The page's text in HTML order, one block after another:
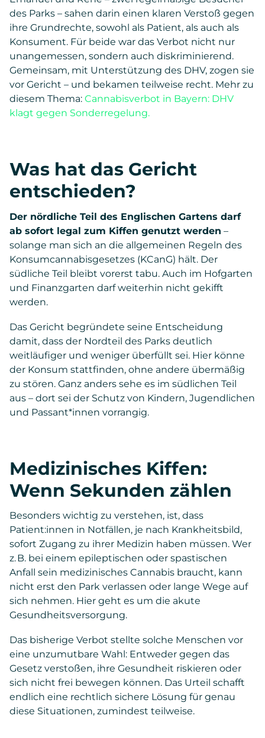
des Parks – sahen darin einen klaren Verstoß gegen
ihre Grundrechte, sowohl als Patient, als auch als
Konsument. Für beide war das Verbot nicht nur
unangemessen, sondern auch diskriminierend.
Gemeinsam, mit Unterstützung des DHV, zogen sie
vor Gericht – und bekamen teilweise recht. Mehr zu
diesem Thema: Cannabisverbot in Bayern: DHV
klagt gegen Sonderregelung.
Was hat das Gericht
entschieden?
Der nördliche Teil des Englischen Gartens darf
ab sofort legal zum Kiffen genutzt werden –
solange man sich an die allgemeinen Regeln des
Konsumcannabisgesetzes (KCanG) hält. Der
südliche Teil bleibt vorerst tabu. Auch im Hofgarten
und Finanzgarten darf weiterhin nicht gekifft
werden.
Das Gericht begründete seine Entscheidung
damit, dass der Nordteil des Parks deutlich
weitläufiger und weniger überfüllt sei. Hier könne
der Konsum stattfinden, ohne andere übermäßig
zu stören. Ganz anders sehe es im südlichen Teil
aus – dort sei der Schutz von Kindern, Jugendlichen
und Passant*innen vorrangig.
Medizinisches Kiffen:
Wenn Sekunden zählen
Besonders wichtig zu verstehen, ist, dass
Patient:innen in Notfällen, je nach Krankheitsbild,
sofort Zugang zu ihrer Medizin haben müssen. Wer
z. B. bei einem epileptischen oder spastischen
Anfall sein medizinisches Cannabis braucht, kann
nicht erst den Park verlassen oder lange Wege auf
sich nehmen. Hier geht es um die akute
Gesundheitsversorgung.
Das bisherige Verbot stellte solche Menschen vor
eine unzumutbare Wahl: Entweder gegen das
Gesetz verstoßen, ihre Gesundheit riskieren oder
sich nicht frei bewegen können. Das Urteil schafft
endlich eine rechtlich sichere Lösung für genau
diese Situationen, zumindest teilweise.